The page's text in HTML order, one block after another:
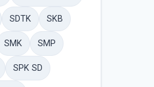
SDTK SKB
SMK SMP
SPK SD